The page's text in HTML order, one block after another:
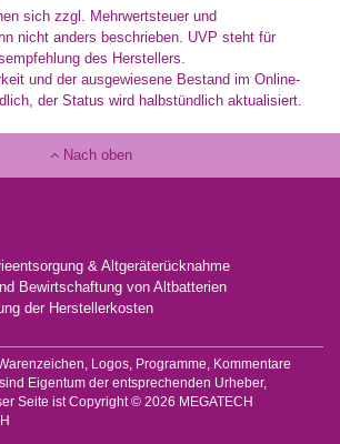
sich zzgl. Mehrwertsteuer und
nicht anders beschrieben. UVP steht für
des Herstellers.
und der ausgewiesene Bestand im Online-
der Status wird halbstündlich aktualisiert.
Nach oben
& Altgeräterücknahme
Bewirtschaftung von Altbatterien
der Herstellerkosten
Logos, Programme, Kommentare
Eigentum der entsprechenden Urheber,
Seite ist Copyright © 2026 MEGATECH